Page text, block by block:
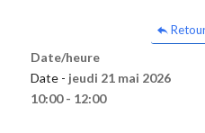
Date/heure
Date - jeudi 21 mai 2026
10:00 - 12:00